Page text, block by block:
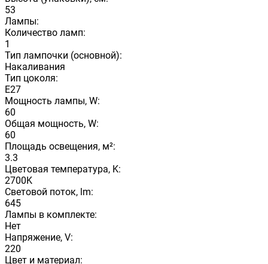
53
Лампы:
Количество ламп:
1
Тип лампочки (основной):
Накаливания
Тип цоколя:
E27
Мощность лампы, W:
60
Общая мощность, W:
60
Площадь освещения, м²:
3.3
Цветовая температура, K:
2700K
Световой поток, lm:
645
Лампы в комплекте:
Нет
Напряжение, V:
220
Цвет и материал: